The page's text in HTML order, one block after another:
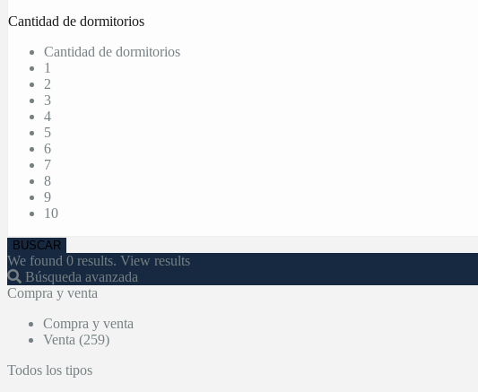
Cantidad de dormitorios
Cantidad de dormitorios
1
2
3
4
5
6
7
8
9
10
We found 0 results. View results
Búsqueda avanzada
Compra y venta
Compra y venta
Venta (259)
Todos los tipos